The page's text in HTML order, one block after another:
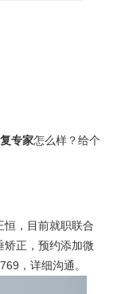
专家怎么样？给个
恒，目前就职联合
矫正，预约添加微
，详细沟通。